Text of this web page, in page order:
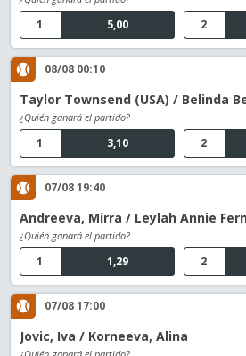
5,00
1 2
08/08 00:10
Taylor Townsend (USA) / Belinda
¿Quién ganará el partido?
3,10
1 2
07/08 19:40
Andreeva, Mirra / Leylah Annie
¿Quién ganará el partido?
1,29
1 2
07/08 17:00
Jovic, Iva / Korneeva, Alina